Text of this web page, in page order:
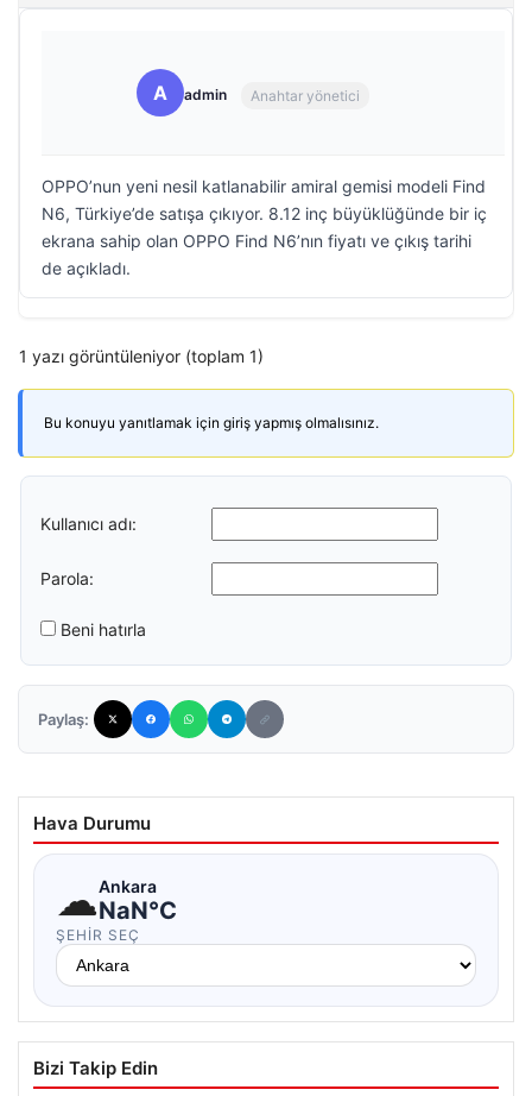
A admin Anahtar yönetici
OPPO’nun yeni nesil katlanabilir amiral gemisi modeli Find
N6, Türkiye’de satışa çıkıyor. 8.12 inç büyüklüğünde bir iç
ekrana sahip olan OPPO Find N6’nın fiyatı ve çıkış tarihi
de açıkladı.
1 yazı görüntüleniyor (toplam 1)
Bu konuyu yanıtlamak için giriş yapmış olmalısınız.
Kullanıcı adı:
Parola:
Beni hatırla
Paylaş:
Hava Durumu
☁Ankara
NaN°C
ŞEHIR SEÇ
Bizi Takip Edin